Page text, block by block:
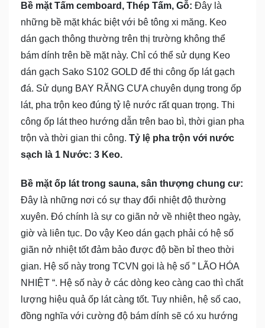
Bề mặt Tấm cemboard, Thép Tấm, Gỗ: Đây là
những bề mặt khác biệt với bê tông xi măng. Keo
dán gạch thông thường trên thị trường không thể
bám dính trên bề mặt này. Chỉ có thể sử dụng Keo
dán gạch Sako S102 GOLD để thi công ốp lát gạch
đá. Sử dụng BAY RĂNG CƯA chuyên dụng trong ốp
lát, pha trộn keo đúng tỷ lệ nước rất quan trọng. Thi
công ốp lát theo hướng dẫn trên bao bì, thời gian pha
trộn và thời gian thi công. Tỷ lệ pha trộn với nước
sạch là 1 Nước: 3 Keo.
Bề mặt ốp lát trong sauna, sân thượng chung cư:
Đây là những nơi có sự thay đổi nhiệt độ thường
xuyên. Đó chính là sự co giãn nở về nhiệt theo ngày,
giờ và liên tục. Do vậy Keo dán gạch phải có hệ số
giãn nở nhiệt tốt đảm bảo được độ bền bỉ theo thời
gian. Hệ số này trong TCVN gọi là hệ số ” LÃO HÓA
NHIỆT “. Hệ số này ở các dòng keo càng cao thì chất
lượng hiệu quả ốp lát càng tốt. Tuy nhiên, hệ số cao,
đồng nghĩa với cường độ bám dính sẽ có xu hướng